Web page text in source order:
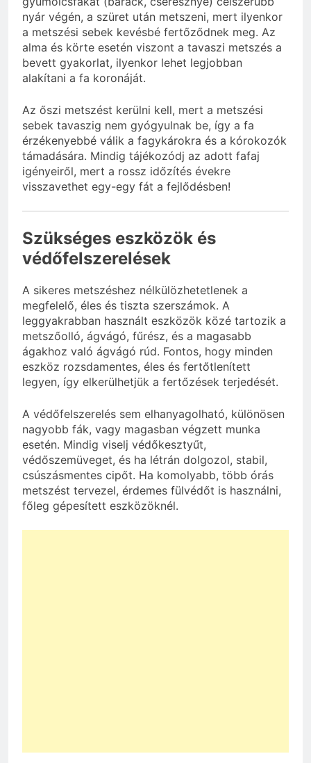
nyár végén, a szüret után metszeni, mert ilyenkor
a metszési sebek kevésbé fertőződnek meg. Az
alma és körte esetén viszont a tavaszi metszés a
bevett gyakorlat, ilyenkor lehet legjobban
alakítani a fa koronáját.
Az őszi metszést kerülni kell, mert a metszési
sebek tavaszig nem gyógyulnak be, így a fa
érzékenyebbé válik a fagykárokra és a kórokozók
támadására. Mindig tájékozódj az adott fafaj
igényeiről, mert a rossz időzítés évekre
visszavethet egy-egy fát a fejlődésben!
Szükséges eszközök és
védőfelszerelések
A sikeres metszéshez nélkülözhetetlenek a
megfelelő, éles és tiszta szerszámok. A
leggyakrabban használt eszközök közé tartozik a
metszőolló, ágvágó, fűrész, és a magasabb
ágakhoz való ágvágó rúd. Fontos, hogy minden
eszköz rozsdamentes, éles és fertőtlenített
legyen, így elkerülhetjük a fertőzések terjedését.
A védőfelszerelés sem elhanyagolható, különösen
nagyobb fák, vagy magasban végzett munka
esetén. Mindig viselj védőkesztyűt,
védőszemüveget, és ha létrán dolgozol, stabil,
csúszásmentes cipőt. Ha komolyabb, több órás
metszést tervezel, érdemes fülvédőt is használni,
főleg gépesített eszközöknél.